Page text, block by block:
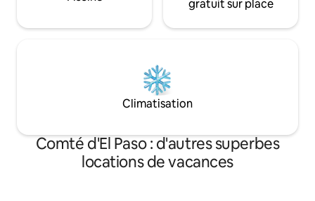
gratuit sur place
Climatisation
Comté d'El Paso : d'autres superbes
locations de vacances